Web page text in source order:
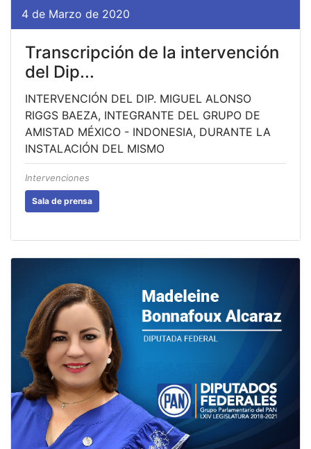
4 de Marzo de 2020
Transcripción de la intervención
del Dip...
INTERVENCIÓN DEL DIP. MIGUEL ALONSO
RIGGS BAEZA, INTEGRANTE DEL GRUPO DE
AMISTAD MÉXICO - INDONESIA, DURANTE LA
INSTALACIÓN DEL MISMO
Intervenciones
Sala de prensa